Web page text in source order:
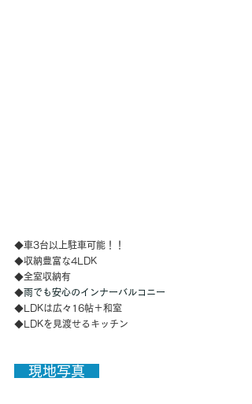
◆車3台以上駐車可能！！
◆収納豊富な4LDK
◆全室収納有
◆雨でも安心のインナーバルコニー
◆LDKは広々16帖＋和室
◆LDKを見渡せるキッチン
現地写真